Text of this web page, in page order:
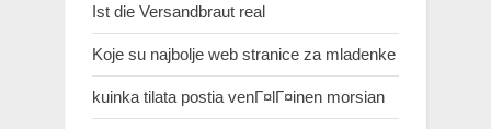
Ist die Versandbraut real
Koje su najbolje web stranice za mladenke
kuinka tilata postia venГ¤lГ¤inen morsian